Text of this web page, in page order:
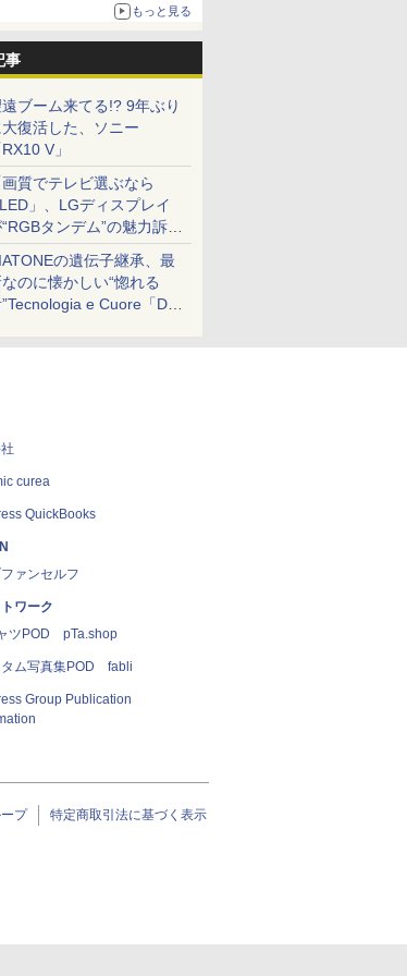
もっと見る
事
ブーム来てる!? 9年ぶり
大復活した、ソニー
RX10 V」
画質でテレビ選ぶなら
」、LGディスプレイ
タンデム”の魅力訴
液晶とのガチ比較も
の遺伝子継承、最
のに懐かしい“惚れる
e Cuore「DS-
curea
QuickBooks
ァンセルフ
トワーク
ツPOD pTa.shop
タム写真集POD fabli
Group Publication
プ 特定商取引法に基づく表示